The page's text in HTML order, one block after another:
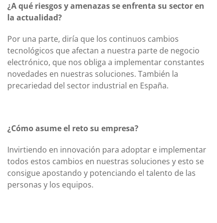
¿A qué riesgos y amenazas se enfrenta su sector en
la actualidad?
Por una parte, diría que los continuos cambios
tecnológicos que afectan a nuestra parte de negocio
electrónico, que nos obliga a implementar constantes
novedades en nuestras soluciones. También la
precariedad del sector industrial en España.
¿Cómo asume el reto su empresa?
Invirtiendo en innovación para adoptar e implementar
todos estos cambios en nuestras soluciones y esto se
consigue apostando y potenciando el talento de las
personas y los equipos.